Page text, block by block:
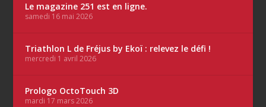
Le magazine 251 est en ligne.
samedi 16 mai 2026
Triathlon L de Fréjus by Ekoï : relevez le défi !
mercredi 1 avril 2026
Prologo OctoTouch 3D
mardi 17 mars 2026